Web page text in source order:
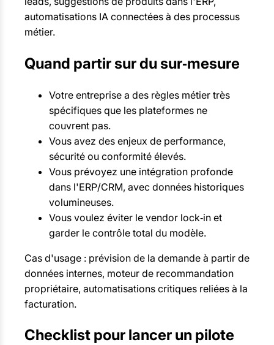
automatisations IA connectées à des processus
métier.
Quand partir sur du sur‑mesure
Votre entreprise a des règles métier très
spécifiques que les plateformes ne
couvrent pas.
Vous avez des enjeux de performance,
sécurité ou conformité élevés.
Vous prévoyez une intégration profonde
dans l'ERP/CRM, avec données historiques
volumineuses.
Vous voulez éviter le vendor lock‑in et
garder le contrôle total du modèle.
Cas d'usage : prévision de la demande à partir de
données internes, moteur de recommandation
propriétaire, automatisations critiques reliées à la
facturation.
Checklist pour lancer un pilote